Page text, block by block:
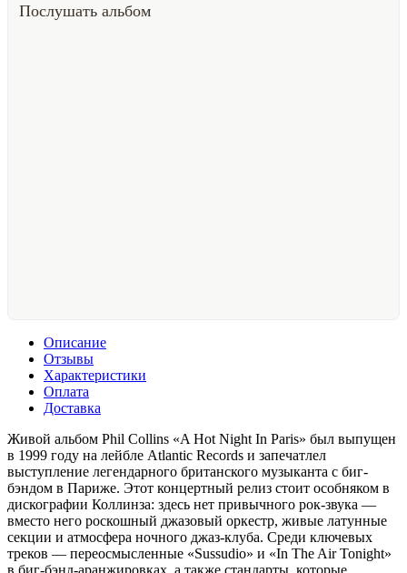
Послушать альбом
Описание
Отзывы
Характеристики
Оплата
Доставка
Живой альбом Phil Collins «A Hot Night In Paris» был выпущен
в 1999 году на лейбле Atlantic Records и запечатлел
выступление легендарного британского музыканта с биг-
бэндом в Париже. Этот концертный релиз стоит особняком в
дискографии Коллинза: здесь нет привычного рок-звука —
вместо него роскошный джазовый оркестр, живые латунные
секции и атмосфера ночного джаз-клуба. Среди ключевых
треков — переосмысленные «Sussudio» и «In The Air Tonight»
в биг-бэнд-аранжировках, а также стандарты, которые